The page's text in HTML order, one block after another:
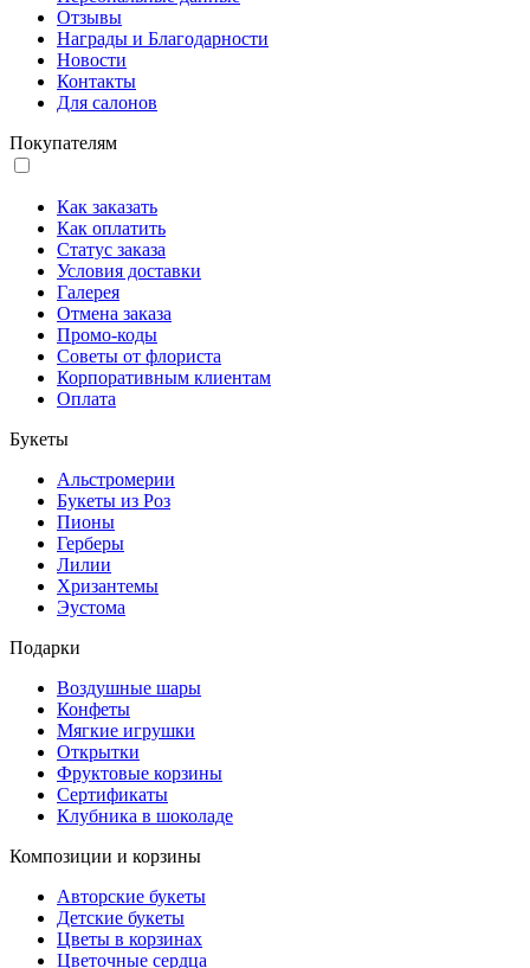
Отзывы
Награды и Благодарности
Новости
Контакты
Для салонов
Покупателям
Как заказать
Как оплатить
Статус заказа
Условия доставки
Галерея
Отмена заказа
Промо-коды
Советы от флориста
Корпоративным клиентам
Оплата
Букеты
Альстромерии
Букеты из Роз
Пионы
Герберы
Лилии
Хризантемы
Эустома
Подарки
Воздушные шары
Конфеты
Мягкие игрушки
Открытки
Фруктовые корзины
Сертификаты
Клубника в шоколаде
Композиции и корзины
Авторские букеты
Детские букеты
Цветы в корзинах
Цветочные сердца